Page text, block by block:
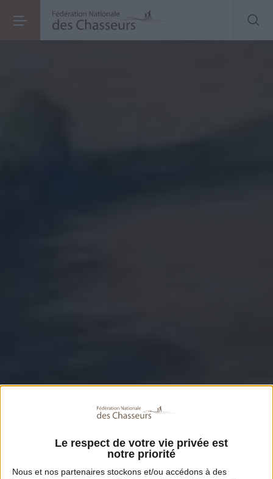
Le respect de votre vie privée est
notre priorité
Nous et nos partenaires stockons et/ou accédons à des